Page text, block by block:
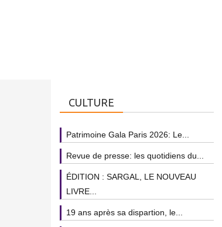
CULTURE
Patrimoine Gala Paris 2026: Le...
Revue de presse: les quotidiens du...
ÉDITION : SARGAL, LE NOUVEAU
LIVRE...
19 ans après sa dispartion, le...